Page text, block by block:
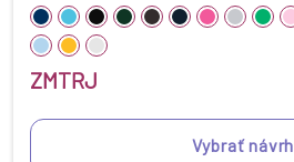
ZMTRJ
Vybrať návrh